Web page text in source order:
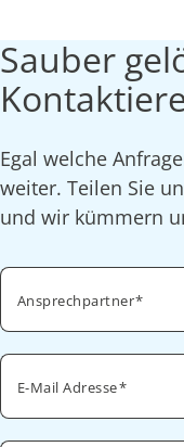
Sauber
Egal welche
weiter. Teilen Sie
und wir kümmern
Ansprechpartner
E-Mail Adresse